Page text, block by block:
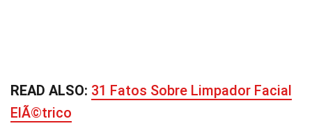
READ ALSO: 31 Fatos Sobre Limpador Facial
ElÃ©trico